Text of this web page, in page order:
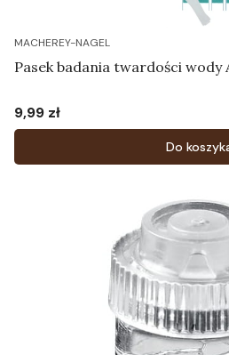
MACHEREY-NAGEL
Pasek badania twardości wody
Cena
9,99 zł
Do